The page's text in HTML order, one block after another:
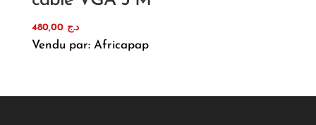
د.ج 480,00
Vendu par: Africapap